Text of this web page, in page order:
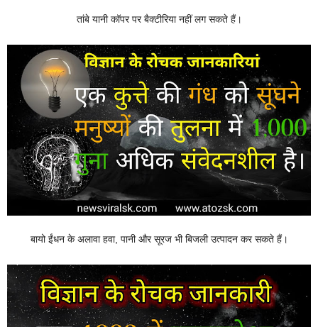
तांबे यानी कॉपर पर बैक्टीरिया नहीं लग सकते हैं।
बायो ईंधन के अलावा हवा, पानी और सूरज भी बिजली उत्पादन कर सकते हैं।